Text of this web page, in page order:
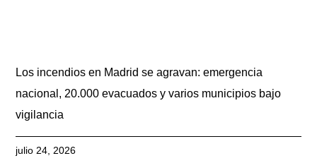
Los incendios en Madrid se agravan: emergencia
nacional, 20.000 evacuados y varios municipios bajo
vigilancia
julio 24, 2026